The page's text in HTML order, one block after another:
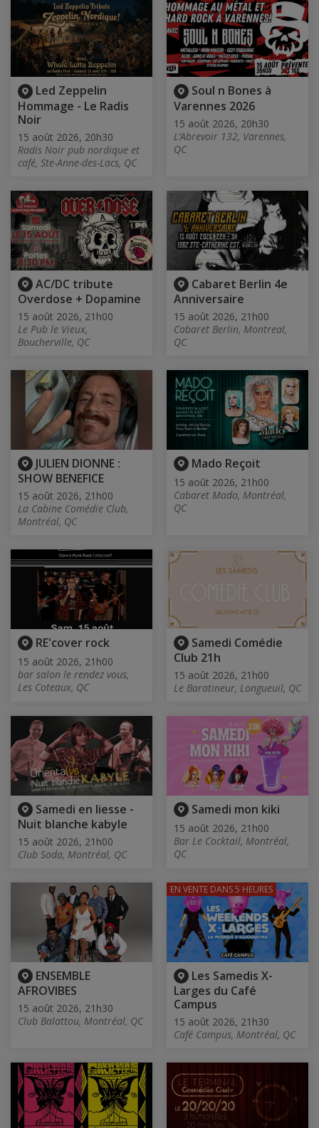
Led Zeppelin
Hommage - Le Radis
Noir
15 août 2026, 20h30
Radis Noir pub nordique et
café, Ste-Anne-des-Lacs, QC
Soul n Bones à
Varennes 2026
15 août 2026, 20h30
L’Abrevoir 132, Varennes,
QC
AC/DC tribute
Overdose + Dopamine
15 août 2026, 21h00
Le Pub le Vieux,
Boucherville, QC
Cabaret Berlin 4e
Anniversaire
15 août 2026, 21h00
Cabaret Berlin, Montreal,
QC
JULIEN DIONNE :
SHOW BENEFICE
15 août 2026, 21h00
La Cabine Comédie Club,
Montréal, QC
Mado Reçoit
15 août 2026, 21h00
Cabaret Mado, Montréal,
QC
RE'cover rock
15 août 2026, 21h00
bar salon le rendez vous,
Les Coteaux, QC
Samedi Comédie
Club 21h
15 août 2026, 21h00
Le Baratineur, Longueuil, QC
Samedi en liesse -
Nuit blanche kabyle
15 août 2026, 21h00
Club Soda, Montréal, QC
Samedi mon kiki
15 août 2026, 21h00
Bar Le Cocktail, Montréal,
QC
ENSEMBLE
AFROVIBES
15 août 2026, 21h30
Club Balattou, Montréal, QC
Les Samedis X-
Larges du Café
Campus
15 août 2026, 21h30
Café Campus, Montréal, QC
EN VENTE DANS 5 HEURES